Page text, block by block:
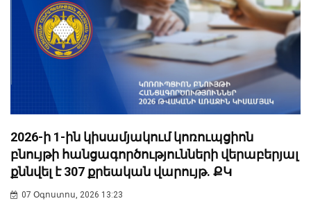
2026-ի 1-ին կիսամյակում կոռուպցիոն
բնույթի հանցագործությունների վերաբերյալ
քննվել է 307 քրեական վարույթ. ՔԿ
07 Օգոստոս, 2026 13:23